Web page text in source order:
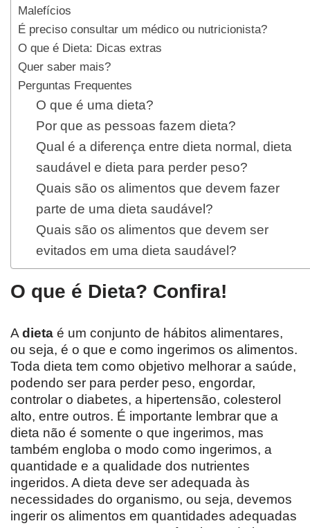
Malefícios
É preciso consultar um médico ou nutricionista?
O que é Dieta: Dicas extras
Quer saber mais?
Perguntas Frequentes
O que é uma dieta?
Por que as pessoas fazem dieta?
Qual é a diferença entre dieta normal, dieta
saudável e dieta para perder peso?
Quais são os alimentos que devem fazer
parte de uma dieta saudável?
Quais são os alimentos que devem ser
evitados em uma dieta saudável?
O que é Dieta? Confira!
A dieta é um conjunto de hábitos alimentares,
ou seja, é o que e como ingerimos os alimentos.
Toda dieta tem como objetivo melhorar a saúde,
podendo ser para perder peso, engordar,
controlar o diabetes, a hipertensão, colesterol
alto, entre outros. É importante lembrar que a
dieta não é somente o que ingerimos, mas
também engloba o modo como ingerimos, a
quantidade e a qualidade dos nutrientes
ingeridos. A dieta deve ser adequada às
necessidades do organismo, ou seja, devemos
ingerir os alimentos em quantidades adequadas